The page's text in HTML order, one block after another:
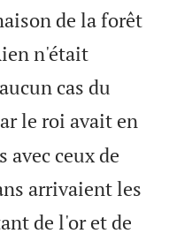
de la forêt
n'était
cas du
le roi avait en
avec ceux de
arrivaient les
de l'or et de